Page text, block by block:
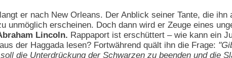
er nach New Orleans. Der Anblick seiner Tante, die
unmöglich erscheinen. Doch dann wird er Zeuge eines
Lincoln. Rappaport ist erschüttert – wie kann ein
der Haggada lesen? Fortwährend quält ihn die Frage:
die Unterdrückung der Schwarzen zu beenden und die